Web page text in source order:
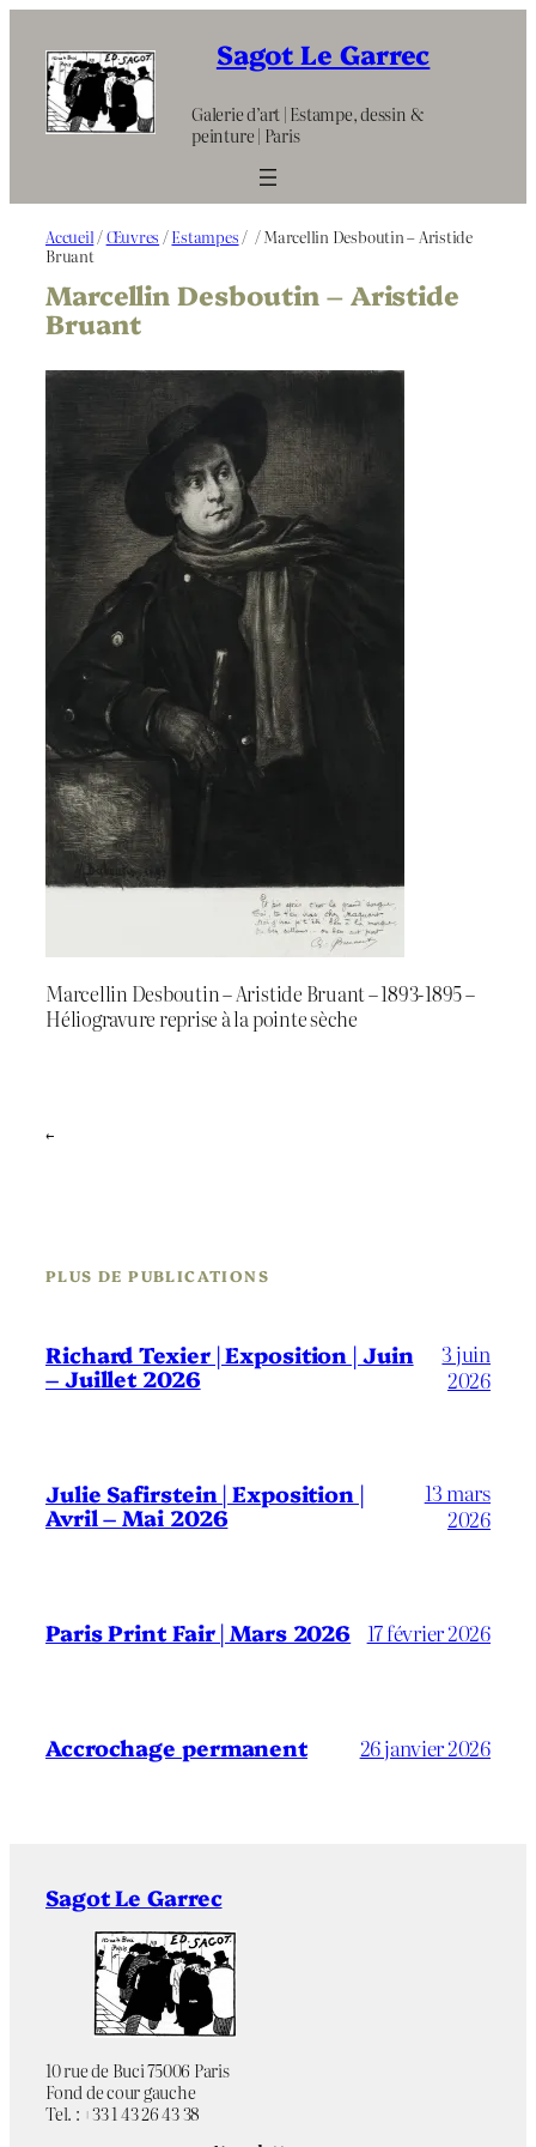
contenu
Sagot Le Garrec
Galerie d’art | Estampe, dessin &
peinture | Paris
Accueil /Œuvres /Estampes / / Marcellin Desboutin – Aristide
Bruant
Marcellin Desboutin – Aristide
Bruant
Marcellin Desboutin – Aristide Bruant – 1893-1895 –
Héliogravure reprise à la pointe sèche
←
PLUS DE PUBLICATIONS
Richard Texier | Exposition | Juin
– Juillet 2026
3 juin
2026
Julie Safirstein | Exposition |
Avril – Mai 2026
13 mars
2026
Paris Print Fair | Mars 2026 17 février 2026
Accrochage permanent 26 janvier 2026
Sagot Le Garrec
10 rue de Buci 75006 Paris
Fond de cour gauche
Tel. : +33 1 43 26 43 38